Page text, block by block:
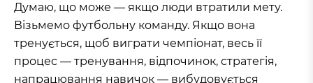
Думаю, що може — якщо люди втратили мету.
Візьмемо футбольну команду. Якщо вона
тренується, щоб виграти чемпіонат, весь її
процес — тренування, відпочинок, стратегія,
напрацювання навичок — вибудовується